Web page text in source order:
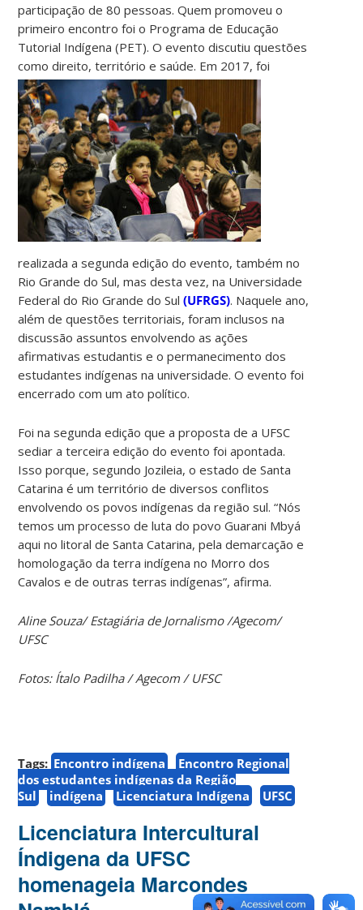
participação de 80 pessoas. Quem promoveu o
primeiro encontro foi o Programa de Educação
Tutorial Indígena (PET). O evento discutiu questões
como direito, território e saúde. Em 2017, foi
realizada a segunda edição do evento, também no
Rio Grande do Sul, mas desta vez, na Universidade
Federal do Rio Grande do Sul (UFRGS). Naquele ano,
além de questões territoriais, foram inclusos na
discussão assuntos envolvendo as ações
afirmativas estudantis e o permanecimento dos
estudantes indígenas na universidade. O evento foi
encerrado com um ato político.
Foi na segunda edição que a proposta de a UFSC
sediar a terceira edição do evento foi apontada.
Isso porque, segundo Jozileia, o estado de Santa
Catarina é um território de diversos conflitos
envolvendo os povos indígenas da região sul. “Nós
temos um processo de luta do povo Guarani Mbyá
aqui no litoral de Santa Catarina, pela demarcação e
homologação da terra indígena no Morro dos
Cavalos e de outras terras indígenas”, afirma.
Aline Souza/ Estagiária de Jornalismo /Agecom/
UFSC
Fotos: Ítalo Padilha / Agecom / UFSC
Tags: Encontro indígena
Encontro Regional
dos estudantes indígenas da Região
Sul
indígena Licenciatura Indígena UFSC
Licenciatura Intercultural
Índigena da UFSC
homenageia Marcondes